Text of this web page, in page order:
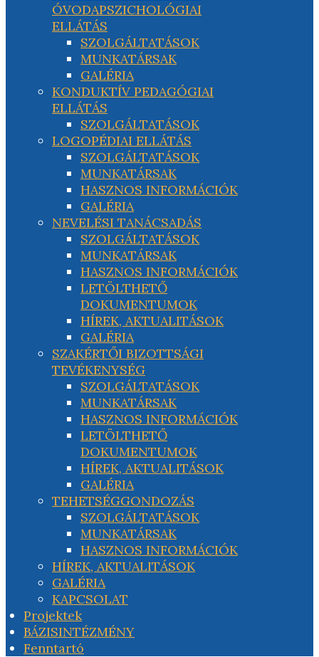
ÓVODAPSZICHOLÓGIAI
ELLÁTÁS
SZOLGÁLTATÁSOK
MUNKATÁRSAK
GALÉRIA
KONDUKTÍV PEDAGÓGIAI
ELLÁTÁS
SZOLGÁLTATÁSOK
LOGOPÉDIAI ELLÁTÁS
SZOLGÁLTATÁSOK
MUNKATÁRSAK
HASZNOS INFORMÁCIÓK
GALÉRIA
NEVELÉSI TANÁCSADÁS
SZOLGÁLTATÁSOK
MUNKATÁRSAK
HASZNOS INFORMÁCIÓK
LETÖLTHETŐ
DOKUMENTUMOK
HÍREK, AKTUALITÁSOK
GALÉRIA
SZAKÉRTŐI BIZOTTSÁGI
TEVÉKENYSÉG
SZOLGÁLTATÁSOK
MUNKATÁRSAK
HASZNOS INFORMÁCIÓK
LETÖLTHETŐ
DOKUMENTUMOK
HÍREK, AKTUALITÁSOK
GALÉRIA
TEHETSÉGGONDOZÁS
SZOLGÁLTATÁSOK
MUNKATÁRSAK
HASZNOS INFORMÁCIÓK
HÍREK, AKTUALITÁSOK
GALÉRIA
KAPCSOLAT
Projektek
BÁZISINTÉZMÉNY
Fenntartó